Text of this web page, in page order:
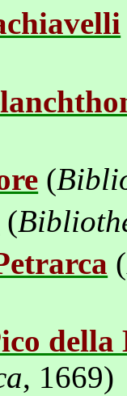
(
(
(
, 1669)